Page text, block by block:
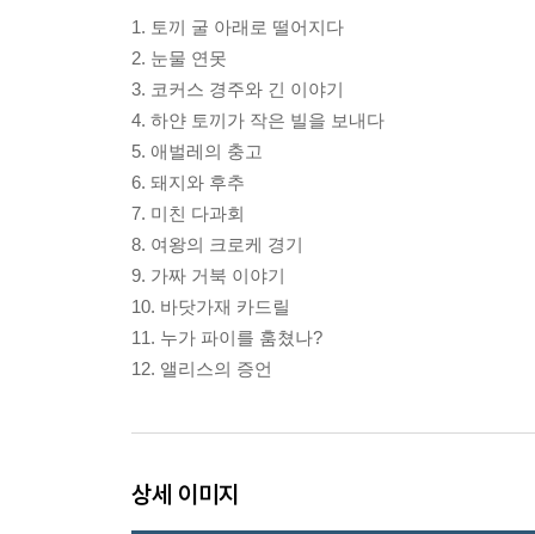
1. 토끼 굴 아래로 떨어지다
2. 눈물 연못
3. 코커스 경주와 긴 이야기
4. 하얀 토끼가 작은 빌을 보내다
5. 애벌레의 충고
6. 돼지와 후추
7. 미친 다과회
8. 여왕의 크로케 경기
9. 가짜 거북 이야기
10. 바닷가재 카드릴
11. 누가 파이를 훔쳤나?
12. 앨리스의 증언
상세 이미지